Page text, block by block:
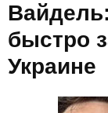
быстро
Украине